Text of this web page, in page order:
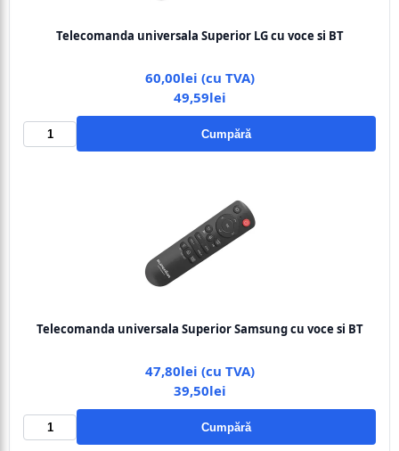
Telecomanda universala Superior LG cu voce si BT
60,00lei (cu TVA)
49,59lei
Cumpără
Telecomanda universala Superior Samsung cu voce si BT
47,80lei (cu TVA)
39,50lei
Cumpără